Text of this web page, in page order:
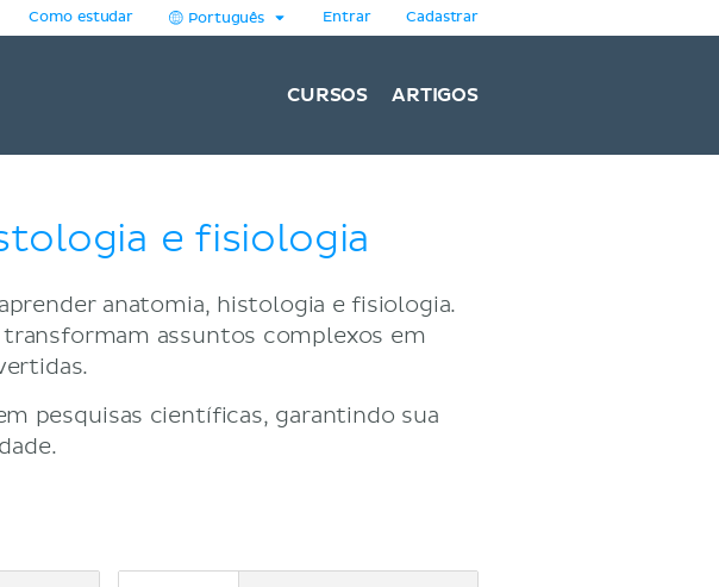
Como estudar Português Entrar Cadastrar
CURSOS ARTIGOS
e fisiologia
anatomia, histologia e fisiologia.
transformam assuntos complexos em
pesquisas científicas, garantindo sua